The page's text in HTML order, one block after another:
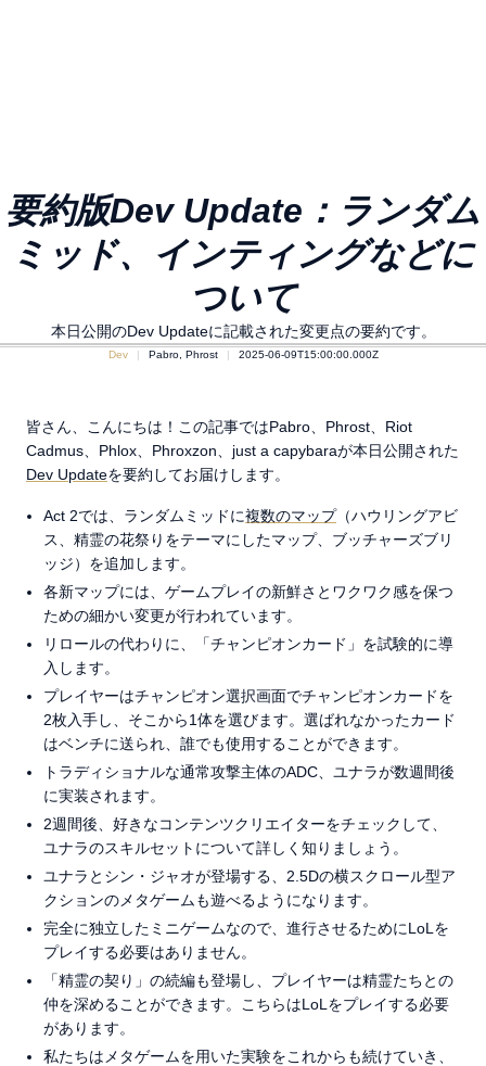
要約版Dev Update：ランダム
ミッド、インティングなどに
ついて
本日公開のDev Updateに記載された変更点の要約です。
Dev Pabro, Phrost 2025-06-09T15:00:00.000Z
皆さん、こんにちは！この記事ではPabro、Phrost、Riot
Cadmus、Phlox、Phroxzon、just a capybaraが本日公開された
Dev Updateを要約してお届けします。
Act 2では、ランダムミッドに複数のマップ（ハウリングアビ
ス、精霊の花祭りをテーマにしたマップ、ブッチャーズブリ
ッジ）を追加します。
各新マップには、ゲームプレイの新鮮さとワクワク感を保つ
ための細かい変更が行われています。
リロールの代わりに、「チャンピオンカード」を試験的に導
入します。
プレイヤーはチャンピオン選択画面でチャンピオンカードを
2枚入手し、そこから1体を選びます。選ばれなかったカード
はベンチに送られ、誰でも使用することができます。
トラディショナルな通常攻撃主体のADC、ユナラが数週間後
に実装されます。
2週間後、好きなコンテンツクリエイターをチェックして、
ユナラのスキルセットについて詳しく知りましょう。
ユナラとシン・ジャオが登場する、2.5Dの横スクロール型ア
クションのメタゲームも遊べるようになります。
完全に独立したミニゲームなので、進行させるためにLoLを
プレイする必要はありません。
「精霊の契り」の続編も登場し、プレイヤーは精霊たちとの
仲を深めることができます。こちらはLoLをプレイする必要
があります。
私たちはメタゲームを用いた実験をこれからも続けていき、